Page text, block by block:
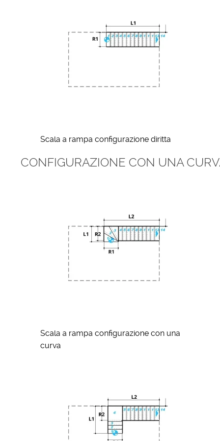
Scala a rampa configurazione diritta
CONFIGURAZIONE CON UNA
Scala a rampa configurazione con una
curva